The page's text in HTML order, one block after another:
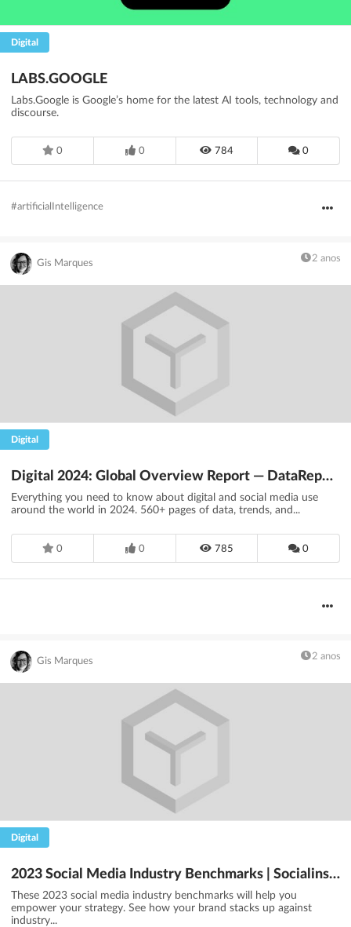
Digital
LABS.GOOGLE
Labs.Google is Google’s home for the latest AI tools, technology and
discourse.
0 0 784 0
#artificialIntelligence
Gis Marques 2 anos
Digital
Digital 2024: Global Overview Report — DataReportal – Global Digital Insights
Everything you need to know about digital and social media use
around the world in 2024. 560+ pages of data, trends, and...
0 0 785 0
Gis Marques 2 anos
Digital
2023 Social Media Industry Benchmarks | Socialinsider
These 2023 social media industry benchmarks will help you
empower your strategy. See how your brand stacks up against
industry...